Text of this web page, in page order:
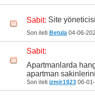
Sabit: Site
Son ileti Betula 04-06-
Sabit:
Apartmanlarda
apartman
Son ileti izmir1923 06-